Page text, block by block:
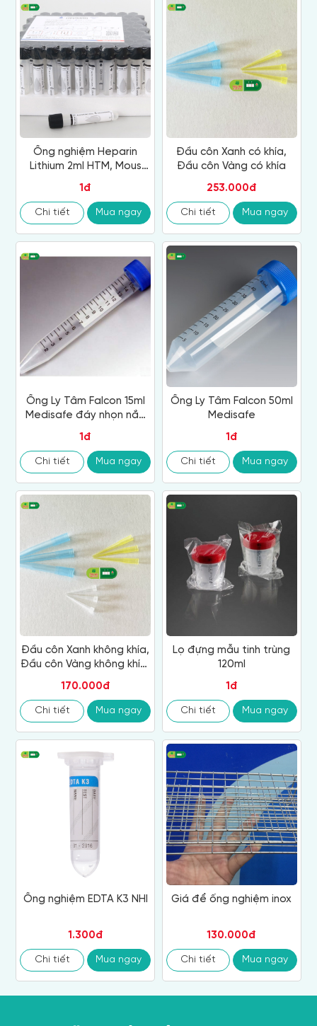
Ống nghiệm Heparin
Lithium 2ml HTM, Mous
1đ
Chi tiết Mua ngay
Đầu côn Xanh có khía,
Đầu côn Vàng có khía
253.000đ
Chi tiết Mua ngay
Ống Ly Tâm Falcon 15ml
Medisafe đáy nhọn nắp
1đ
Chi tiết Mua ngay
Ống Ly Tâm Falcon 50ml
Medisafe
1đ
Chi tiết Mua ngay
Đầu côn Xanh không khía,
Đầu côn Vàng không khía,
170.000đ
Chi tiết Mua ngay
Lọ đựng mẫu tinh trùng
120ml
1đ
Chi tiết Mua ngay
Ống nghiệm EDTA K3 NHI
1.300đ
Chi tiết Mua ngay
Giá để ống nghiệm inox
130.000đ
Chi tiết Mua ngay